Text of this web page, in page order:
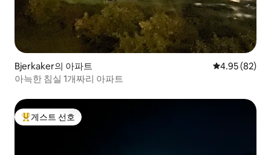
Bjerkaker의 아파트 평점 4.95점(5
4.95 (82)
아늑한 침실 1개짜리 아파트
상위 게스트 선호
게스트 선호